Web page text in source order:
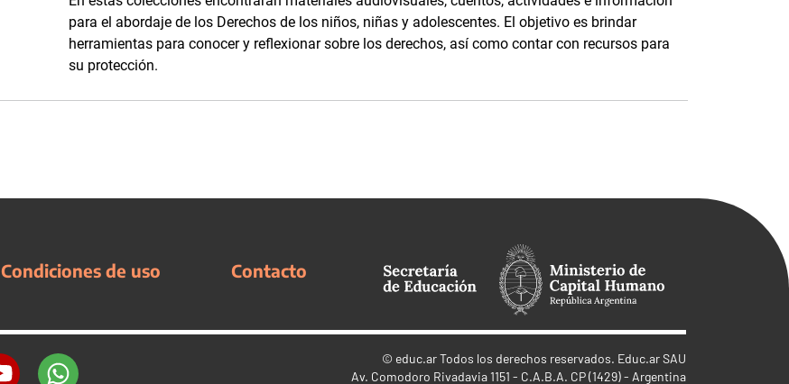
para el abordaje de los Derechos de los niños, niñas y adolescentes. El objetivo es brindar
herramientas para conocer y reflexionar sobre los derechos, así como contar con recursos para
su protección.
Condiciones de uso Contacto
© educ.arTodos los derechos reservados. Educ.ar SAU
Av. Comodoro Rivadavia 1151 - C.A.B.A. CP (1429) - Argentina